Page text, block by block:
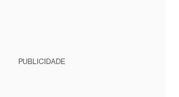
PUBLICIDADE